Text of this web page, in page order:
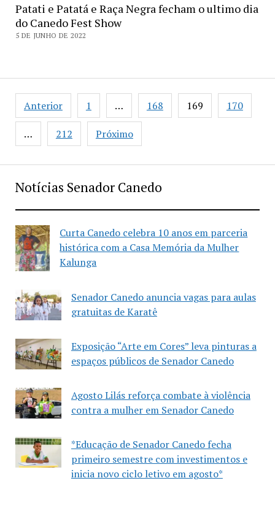
Notícias Senador Canedo
Curta Canedo celebra 10 anos em parceria
histórica com a Casa Memória da Mulher
Kalunga
Senador Canedo anuncia vagas para aulas
gratuitas de Karatê
Exposição “Arte em Cores” leva pinturas a
espaços públicos de Senador Canedo
Agosto Lilás reforça combate à violência
contra a mulher em Senador Canedo
*Educação de Senador Canedo fecha
primeiro semestre com investimentos e
inicia novo ciclo letivo em agosto*
Patati e Patatá e Raça Negra fecham o ultimo dia
do Canedo Fest Show
5 DE JUNHO DE 2022
Paginação
de
Anterior 1 … 168 169 170
… 212 Próximo